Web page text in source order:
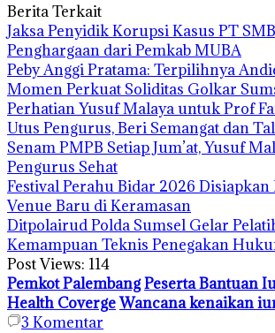
Berita Terkait
Jaksa Penyidik Korupsi Kasus PT
Penghargaan dari Pemkab MUBA
Peby Anggi Pratama: Terpilihnya
Momen Perkuat Soliditas Golkar
Perhatian Yusuf Malaya untuk Prof
Utus Pengurus, Beri Semangat dan
Senam PMPB Setiap Jum’at, Yusuf
Pengurus Sehat
Festival Perahu Bidar 2026
Venue Baru di Keramasan
Ditpolairud Polda Sumsel Gelar
Kemampuan Teknis Penegakan
Post Views: 114
Pemkot PalembangPeserta Bantuan
Health CovergeWancana kenaikan
3 Komentar